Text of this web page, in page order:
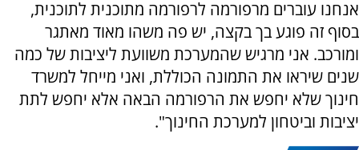
אנחנו עוברים מרפורמה לרפורמה מתוכנית לתוכנית,
בסוף זה פוגע בך בקצה, יש פה משהו מאוד מאתגר
ומורכב. אני מרגיש שהמערכת משוועת ליציבות של כמה
שנים שיראו את התמונה הכוללת, ואני מייחל למשרד
חינוך שלא יחפש את הרפורמה הבאה אלא יחפש לתת
יציבות וביטחון למערכת החינוך".